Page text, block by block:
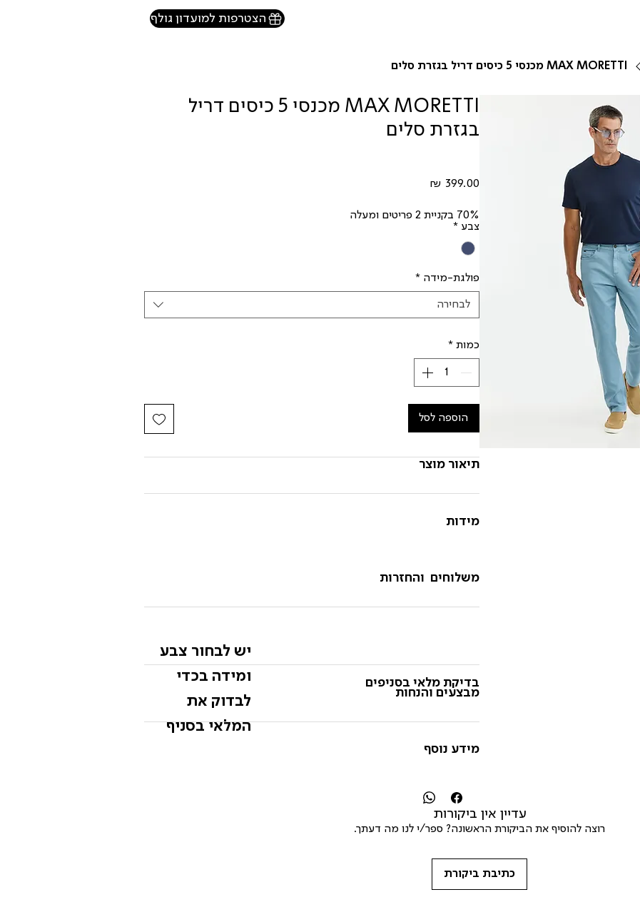
הצטרפות למועדון גולף
MAX MORETTI מכנסי 5 כיסים דריל בגזרת סלים
MAX MORETTI מכנסי 5 כיסים דריל
בגזרת סלים
70% בקניית 2 פריטים ומעלה
צבע *
פולגת-מידה *
לבחירה
כמות *
הוספה לסל
תיאור מוצר
מידות
משלוחים והחזרות
יש לבחור צבע
ומידה בכדי
לבדוק את
המלאי בסניף
בדיקת מלאי בסניפים
מבצעים והנחות
מידע נוסף
עדיין אין ביקורות
רוצה להוסיף את הביקורת הראשונה? ספר/י לנו מה דעתך.
כתיבת ביקורת